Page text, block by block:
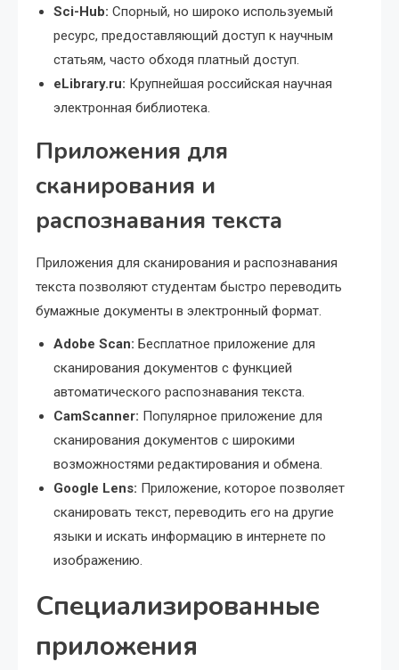
Sci-Hub: Спорный, но широко используемый
ресурс, предоставляющий доступ к научным
статьям, часто обходя платный доступ.
eLibrary.ru: Крупнейшая российская научная
электронная библиотека.
Приложения для
сканирования и
распознавания текста
Приложения для сканирования и распознавания
текста позволяют студентам быстро переводить
бумажные документы в электронный формат.
Adobe Scan: Бесплатное приложение для
сканирования документов с функцией
автоматического распознавания текста.
CamScanner: Популярное приложение для
сканирования документов с широкими
возможностями редактирования и обмена.
Google Lens: Приложение, которое позволяет
сканировать текст, переводить его на другие
языки и искать информацию в интернете по
изображению.
Специализированные
приложения